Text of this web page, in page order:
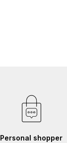
Personal shopper